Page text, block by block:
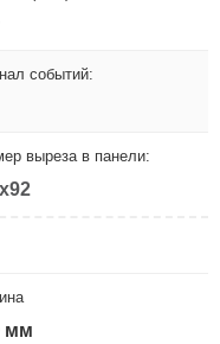
событий:
выреза в панели:
мм